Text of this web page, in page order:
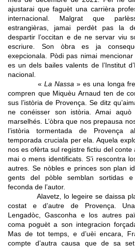
ajustarai que faguèt una carrièra
internacional. Malgrat que
estrangièras, jamai perdèt pas la
despartir l’occitan e de ne servar viu
escriure. Son òbra es ja
exepcionala. Pòdi pas nimai
es un dels bailes valents de l’Institut
nacional.
«La Nassa » es una longa
compren que Miquèu Arnaud ten de
sus l’istòria de Provença. Se ditz
ne conéisser son istòria. Amai aquò
marselhés. L’òbra que nos prepausa
l’istòria tormentada de Provença
temporada cruciala per ela. Aquela
nos es ofèrta sul registre fictiu del
mai o mens identificats. S’i rescontra
autres. Se nòbles e princes son plan
gents del pòble semblan sortidas e
feconda de l’autor.
Alavetz, lo legeire se daissa
costat e d’autre de Provença.
Lengadòc, Gasconha e los autres
coma poguèt a son integracion
Mas de tot temps, e d’uèi encara,
compte d’autra causa que de sa